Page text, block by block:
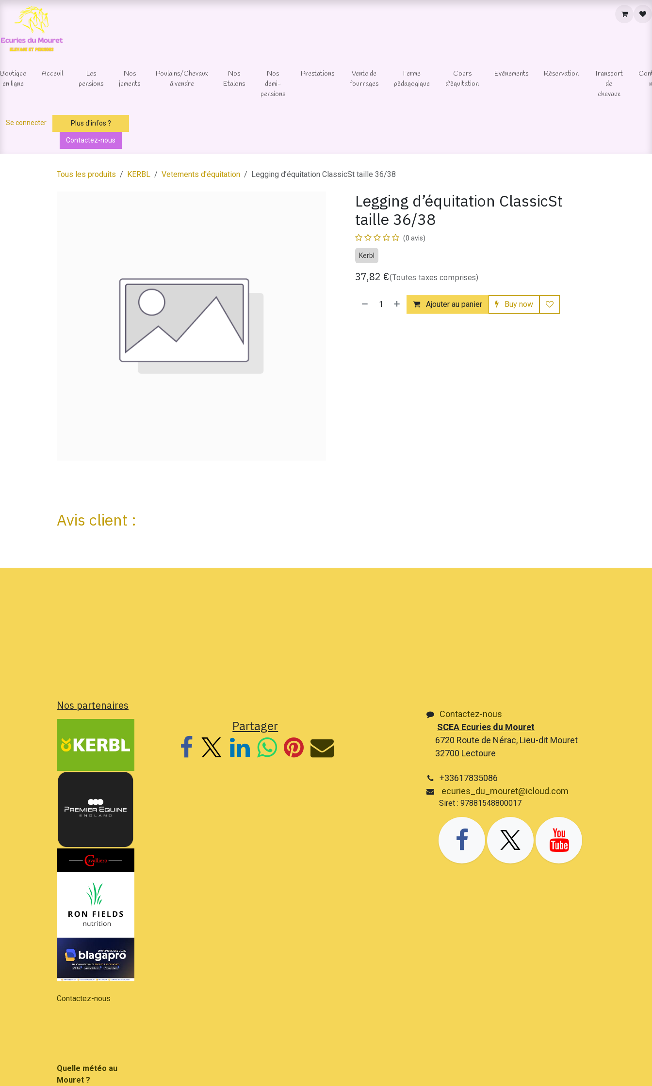
Se rendre au contenu
Boutique
en ligne
Acceuil
Les
pensions
Nos
juments
Poulains/Chevaux
à vendre
Nos
Etalons
Nos
demi-
pensions
Prestations
Vente de
fourrages
Ferme
pédagogique
Cours
d'équitation
Evènements Réservation
Transport
de
chevaux
Se connecter Plus d'infos ?
Contactez-nous
Tous les produits KERBL Vetements d'équitation Legging d’équitation ClassicSt taille 36/38
Legging d’équitation ClassicSt
taille 36/38
(0 avis)
Kerbl
37,82 €(Toutes taxes comprises)
Ajouter au panier Buy now
Avis client :
Nos partenaires
Contactez-nous
Quelle météo au
Mouret ?
Partager
Contactez-nous
SCEA Ecuries du Mouret
6720 Route de Nérac, Lieu-dit Mouret
32700 Lectoure
+33617835086
ecuries_du_mouret@icloud.com
Siret : 97881548800017